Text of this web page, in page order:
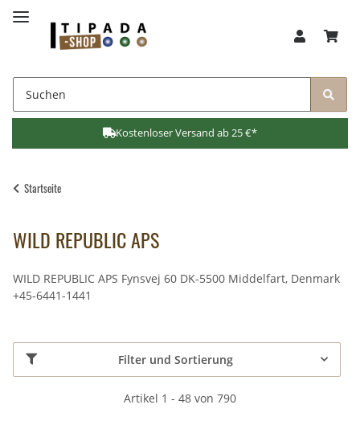
Kostenloser Versand ab 25 €*
Startseite
WILD REPUBLIC APS
WILD REPUBLIC APS Fynsvej 60 DK-5500 Middelfart, Denmark
+45-6441-1441
Filter und Sortierung
Artikel 1 - 48 von 790